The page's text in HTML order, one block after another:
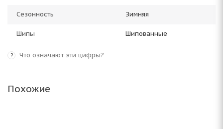
Сезонность Зимняя
Шипы Шипованные
? Что означают эти цифры?
Похожие